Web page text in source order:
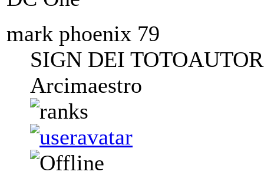
mark phoenix 79
SIGN DEI
Arcimaestro